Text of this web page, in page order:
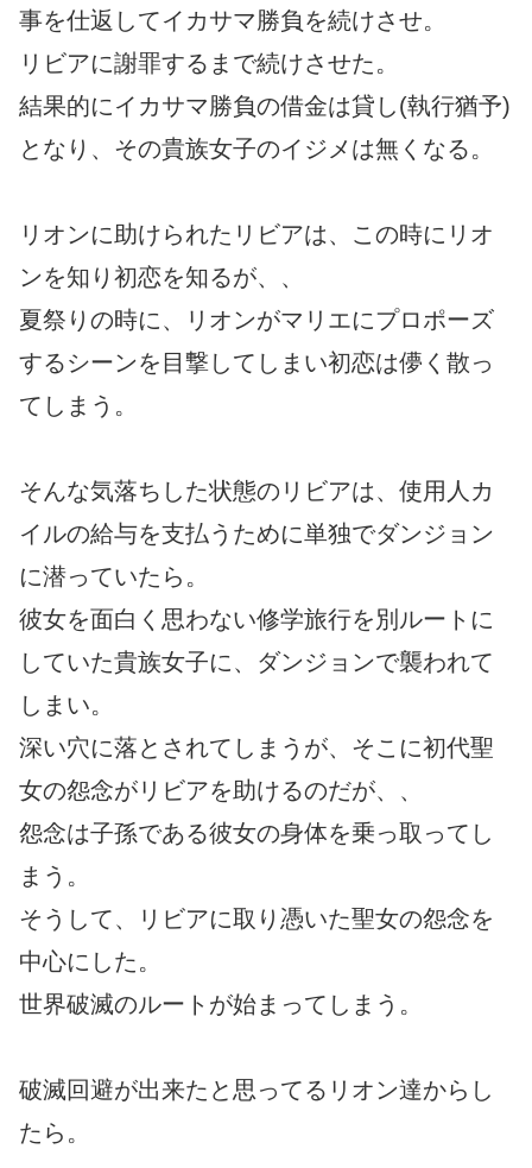
事を仕返してイカサマ勝負を続けさせ。
リビアに謝罪するまで続けさせた。
結果的にイカサマ勝負の借金は貸し(執行猶予)
となり、その貴族女子のイジメは無くなる。
リオンに助けられたリビアは、この時にリオ
ンを知り初恋を知るが、、
夏祭りの時に、リオンがマリエにプロポーズ
するシーンを目撃してしまい初恋は儚く散っ
てしまう。
そんな気落ちした状態のリビアは、使用人カ
イルの給与を支払うために単独でダンジョン
に潜っていたら。
彼女を面白く思わない修学旅行を別ルートに
していた貴族女子に、ダンジョンで襲われて
しまい。
深い穴に落とされてしまうが、そこに初代聖
女の怨念がリビアを助けるのだが、、
怨念は子孫である彼女の身体を乗っ取ってし
まう。
そうして、リビアに取り憑いた聖女の怨念を
中心にした。
世界破滅のルートが始まってしまう。
破滅回避が出来たと思ってるリオン達からし
たら。